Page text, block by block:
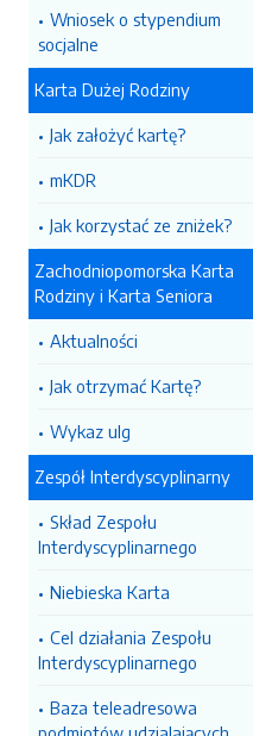
Wniosek o stypendium
socjalne
Karta Dużej Rodziny
Jak założyć kartę?
mKDR
Jak korzystać ze zniżek?
Zachodniopomorska Karta
Rodziny i Karta Seniora
Aktualności
Jak otrzymać Kartę?
Wykaz ulg
Zespół Interdyscyplinarny
Skład Zespołu
Interdyscyplinarnego
Niebieska Karta
Cel działania Zespołu
Interdyscyplinarnego
Baza teleadresowa